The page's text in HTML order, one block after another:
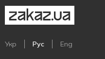
Укр Рус Eng